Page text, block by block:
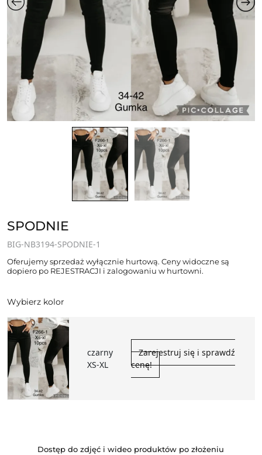
SPODNIE
BIG-NB3194-SPODNIE-1
Oferujemy sprzedaż wyłącznie hurtową. Ceny widoczne są
dopiero po REJESTRACJI i zalogowaniu w hurtowni.
Wybierz kolor
czarny
XS-XL
Zarejestruj się i sprawdź
cenę!
Dostęp do zdjęć i wideo produktów po złożeniu